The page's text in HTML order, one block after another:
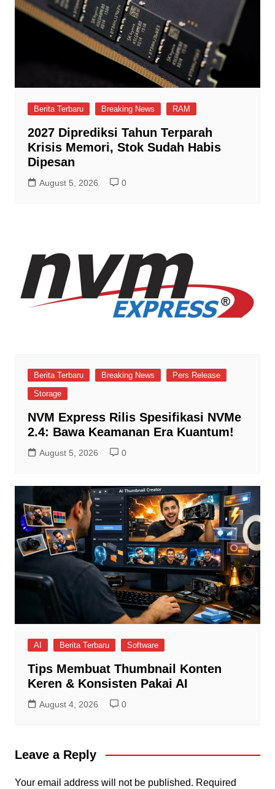
Berita Terbaru Breaking News RAM
2027 Diprediksi Tahun Terparah
Krisis Memori, Stok Sudah Habis
Dipesan
August 5, 2026 0
Berita Terbaru Breaking News
Pers Release
Storage
NVM Express Rilis Spesifikasi NVMe
2.4: Bawa Keamanan Era Kuantum!
August 5, 2026 0
AI Berita Terbaru Software
Tips Membuat Thumbnail Konten
Keren & Konsisten Pakai AI
August 4, 2026 0
Leave a Reply
Your email address will not be published. Required